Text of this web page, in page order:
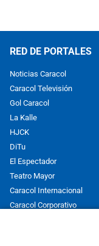
RED DE PORTALES
Noticias Caracol
Caracol Televisión
Gol Caracol
La Kalle
HJCK
DiTu
El Espectador
Teatro Mayor
Caracol Internacional
Caracol Corporativo